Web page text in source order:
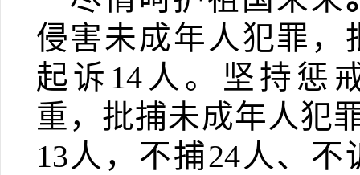
侵害未成年人犯罪，
起诉 14 人。坚持惩
重，批捕未成年人犯
13人，不捕24人、不